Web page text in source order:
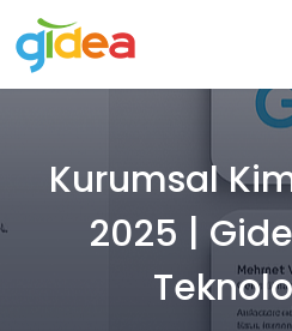
Kurumsal
2025 |